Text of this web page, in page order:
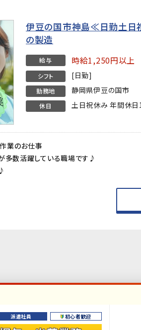
伊豆の国市神島≪日勤土日
の製造
給与 時給1,250円以上
シフト [日勤]
勤務地 静岡県伊豆の国市
休日 土日祝休み 年間休日
業のお仕事
数活躍している職場です♪
派遣社員 初心者歓迎